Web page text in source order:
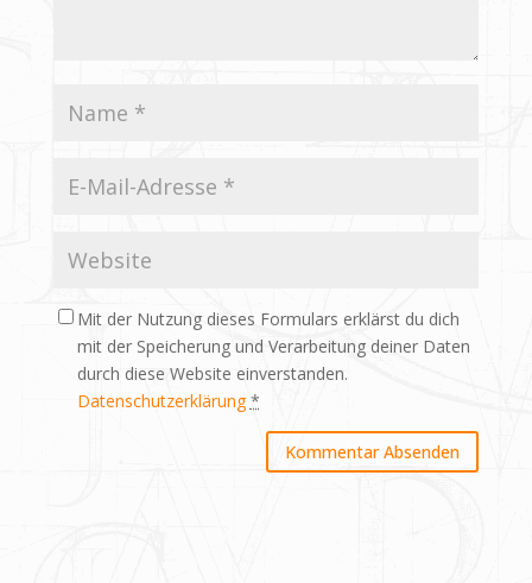
Mit der Nutzung dieses Formulars erklärst du dich
mit der Speicherung und Verarbeitung deiner Daten
durch diese Website einverstanden.
Datenschutzerklärung *